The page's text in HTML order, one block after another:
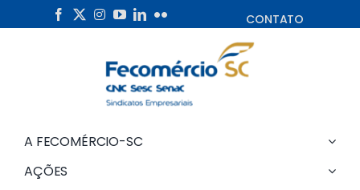
to
CONTATO
A FECOMÉRCIO-SC
AÇÕES